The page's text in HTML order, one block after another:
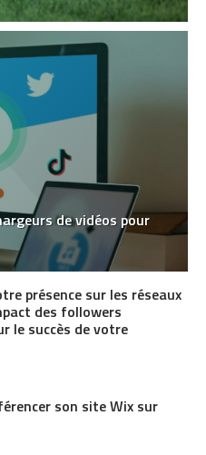
de vidéos pour
présence sur les réseaux
des followers
le succès de votre
son site Wix sur